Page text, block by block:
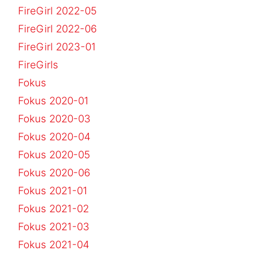
FireGirl 2022-05
FireGirl 2022-06
FireGirl 2023-01
FireGirls
Fokus
Fokus 2020-01
Fokus 2020-03
Fokus 2020-04
Fokus 2020-05
Fokus 2020-06
Fokus 2021-01
Fokus 2021-02
Fokus 2021-03
Fokus 2021-04